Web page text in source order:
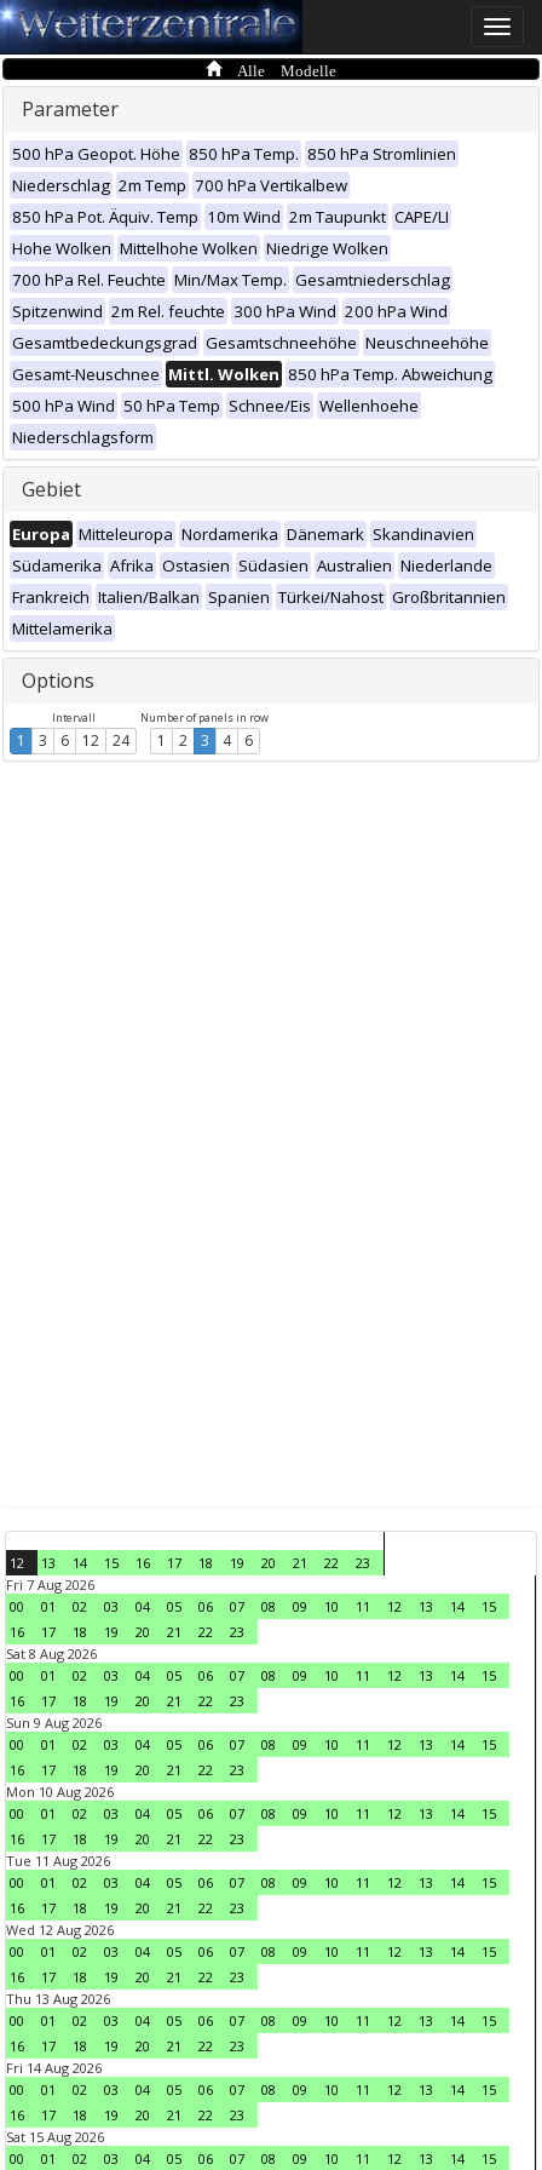
Toggle
Alle Modelle
Parameter
500 hPa Geopot. Höhe 850 hPa Temp. 850 hPa Stromlinien
Niederschlag 2m Temp 700 hPa Vertikalbew
850 hPa Pot. Äquiv. Temp 10m Wind 2m Taupunkt CAPE/LI
Hohe Wolken Mittelhohe Wolken Niedrige Wolken
700 hPa Rel. Feuchte Min/Max Temp. Gesamtniederschlag
Spitzenwind 2m Rel. feuchte 300 hPa Wind 200 hPa Wind
Gesamtbedeckungsgrad Gesamtschneehöhe Neuschneehöhe
Gesamt-Neuschnee Mittl. Wolken 850 hPa Temp. Abweichung
500 hPa Wind 50 hPa Temp Schnee/Eis Wellenhoehe
Niederschlagsform
Gebiet
Europa Mitteleuropa Nordamerika Dänemark Skandinavien
Südamerika Afrika Ostasien Südasien Australien Niederlande
Frankreich Italien/Balkan Spanien Türkei/Nahost Großbritannien
Mittelamerika
Options
Intervall
1 3 6 12 24
Number of panels in row
1 2 3 4 6
12 13 14 15 16 17 18 19 20 21 22
23
Fri 7 Aug 2026
00
01 02 03 04 05 06 07 08 09 10 11 12 13 14
15
16
17 18 19 20 21 22
23
Sat 8 Aug 2026
00
01 02 03 04 05 06 07 08 09 10 11 12 13 14
15
16
17 18 19 20 21 22
23
Sun 9 Aug 2026
00
01 02 03 04 05 06 07 08 09 10 11 12 13 14
15
16
17 18 19 20 21 22
23
Mon 10 Aug 2026
00
01 02 03 04 05 06 07 08 09 10 11 12 13 14
15
16
17 18 19 20 21 22
23
Tue 11 Aug 2026
00
01 02 03 04 05 06 07 08 09 10 11 12 13 14
15
16
17 18 19 20 21 22
23
Wed 12 Aug 2026
00
01 02 03 04 05 06 07 08 09 10 11 12 13 14
15
16
17 18 19 20 21 22
23
Thu 13 Aug 2026
00
01 02 03 04 05 06 07 08 09 10 11 12 13 14
15
16
17 18 19 20 21 22
23
Fri 14 Aug 2026
00
01 02 03 04 05 06 07 08 09 10 11 12 13 14
15
16
17 18 19 20 21 22
23
Sat 15 Aug 2026
00
01 02 03 04 05 06 07 08 09 10 11 12 13 14 15